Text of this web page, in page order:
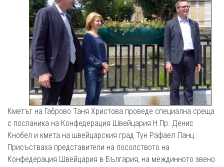
Кметът на Габрово Таня Христова проведе специална среща
с посланика на Конфедерация Швейцария Н.Пр. Денис
Кнобел и кмета на швейцарския град Тун Рафаел Ланц.
Присъстваха представители на посолството на
Конфедерация Швейцария в България, на междинното звено